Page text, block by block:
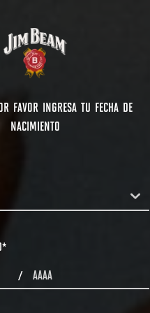
FAVOR INGRESA TU FECHA DE
NACIMIENTO
*
/ YEAR